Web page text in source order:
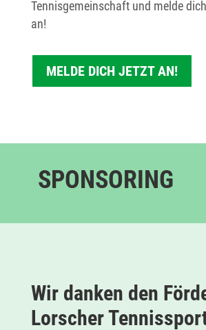
Tennisgemeinschaft und melde
an!
MELDE DICH JETZT AN!
SPONSORING
Wir danken den
Lorscher